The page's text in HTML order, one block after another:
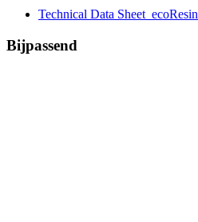
Technical Data Sheet_ecoResin
Bijpassend